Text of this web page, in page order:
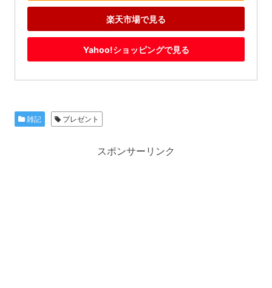
楽天市場で見る
Yahoo!ショッピングで見る
雑記 プレゼント
スポンサーリンク